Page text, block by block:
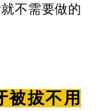
不需要做的
拔不用